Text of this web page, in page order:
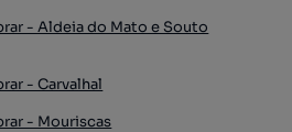
- Aldeia do Mato e Souto
- Carvalhal
- Mouriscas